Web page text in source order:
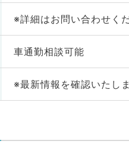
※詳細はお問い合わせく
車通勤相談可能
※最新情報を確認いたし